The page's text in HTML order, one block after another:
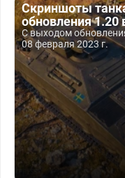
Скриншоты
обновления 1.20
С выходом
08 февраля 2023 г.